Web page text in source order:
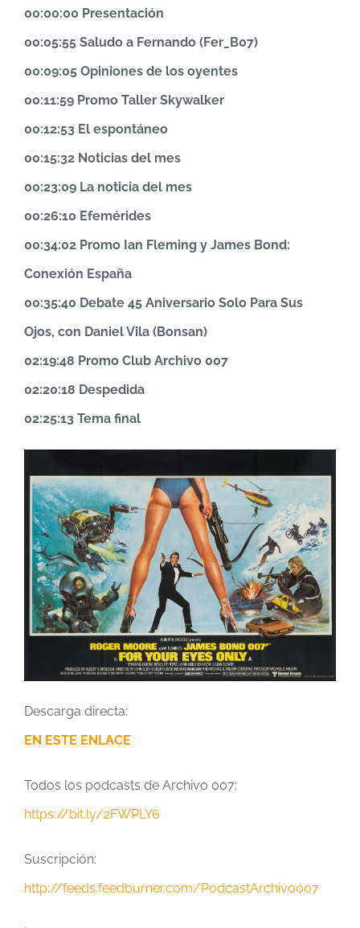
00:00:00 Presentación
00:05:55 Saludo a Fernando (Fer_B07)
00:09:05 Opiniones de los oyentes
00:11:59 Promo Taller Skywalker
00:12:53 El espontáneo
00:15:32 Noticias del mes
00:23:09 La noticia del mes
00:26:10 Efemérides
00:34:02 Promo Ian Fleming y James Bond:
Conexión España
00:35:40 Debate 45 Aniversario Solo Para Sus
Ojos, con Daniel Vila (Bonsan)
02:19:48 Promo Club Archivo 007
02:20:18 Despedida
02:25:13 Tema final
Descarga directa:
EN ESTE ENLACE
Todos los podcasts de Archivo 007:
https://bit.ly/2FWPLY6
Suscripción:
http://feeds.feedburner.com/PodcastArchivo007